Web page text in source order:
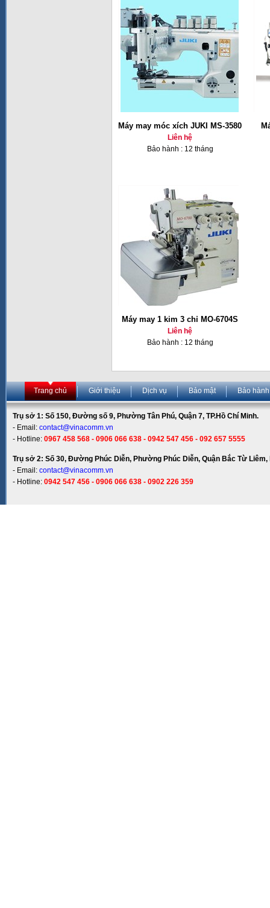
Máy may móc xích JUKI MS-3580
Liên hệ
Bảo hành : 12 tháng
Máy may 1 kim 3 chỉ MO-6704S
Liên hệ
Bảo hành : 12 tháng
Trang chủ Giới thiệu Dịch vụ Bảo mật Bảo hành
Trụ sở 1: Số 150, Đường số 9, Phường Tân Phú, Quận 7, TP.Hồ Chí Minh.
- Email: contact@vinacomm.vn
- Hotline: 0967 458 568 - 0906 066 638 - 0942 547 456 - 092 657 5555
Trụ sở 2: Số 30, Đường Phúc Diễn, Phường Phúc Diễn, Quận Bắc Từ Liêm,
- Email: contact@vinacomm.vn
- Hotline: 0942 547 456 - 0906 066 638 - 0902 226 359